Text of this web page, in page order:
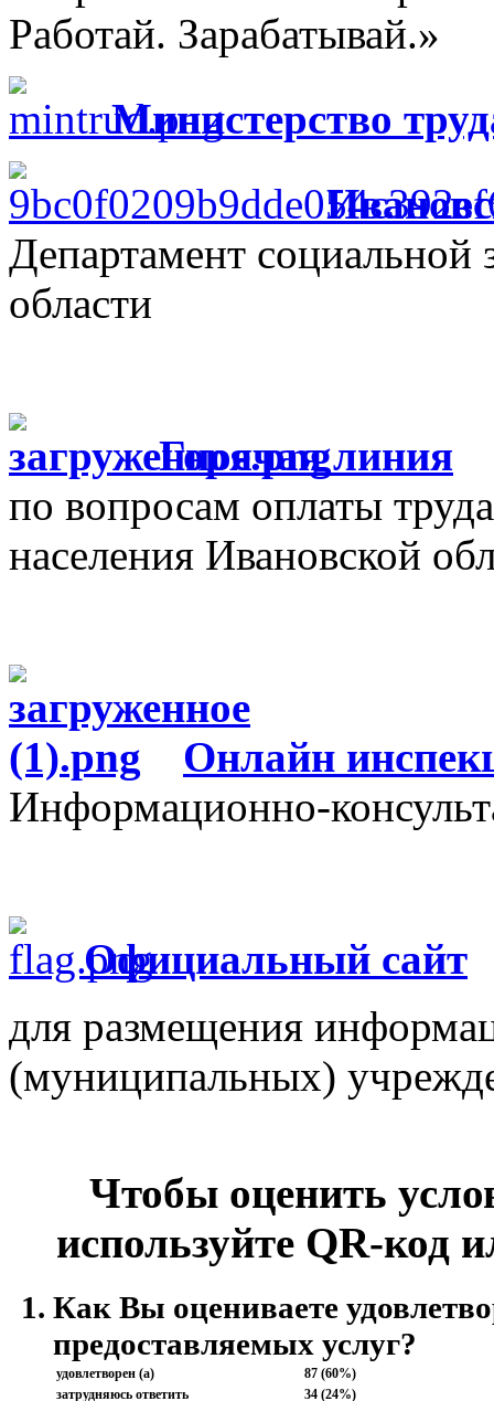
Работай. Зарабатывай.»
Министерство
Департамент социальной
области
Горячая линия
по вопросам оплаты
населения Ивановской
Онлайн
Информационно-
Официальный сайт
для размещения
(муниципальных)
Чтобы оценить
используйте QR-код
Как Вы оцениваете
предоставляемых услуг?
удовлетворен (а)
87 (60%)
затрудняюсь ответить
34 (24%)